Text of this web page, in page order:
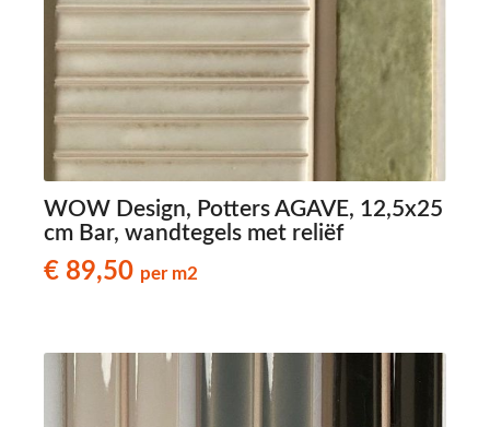
WOW Design, Potters AGAVE, 12,5x25
cm Bar, wandtegels met reliëf
€ 89,50 per m2